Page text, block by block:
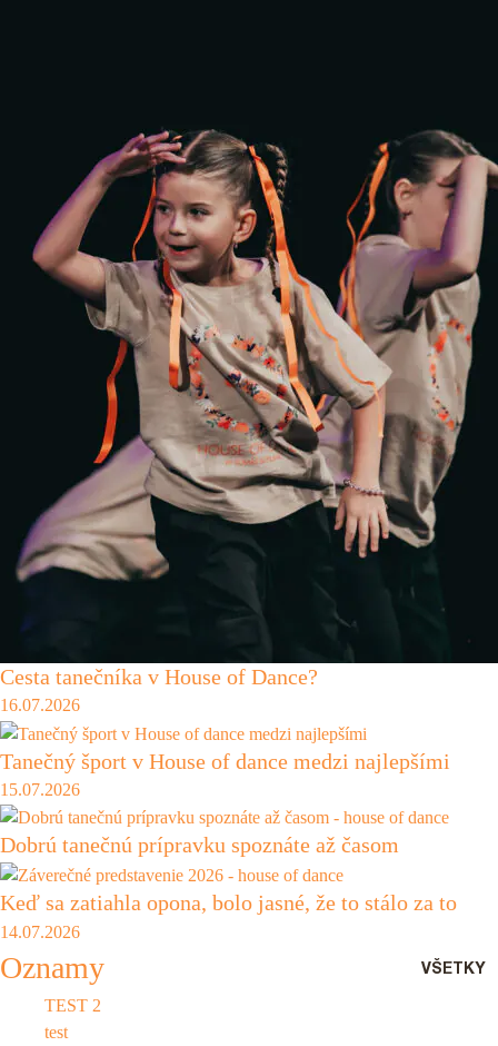
Cesta tanečníka v House of Dance?
16.07.2026
Tanečný šport v House of dance medzi najlepšími
15.07.2026
Dobrú tanečnú prípravku spoznáte až časom
Keď sa zatiahla opona, bolo jasné, že to stálo za to
14.07.2026
Oznamy VŠETKY
TEST 2
test